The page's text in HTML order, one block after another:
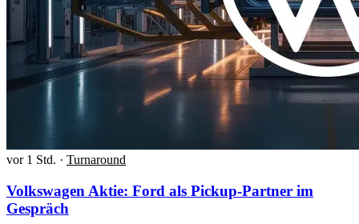
vor 1 Std. · Turnaround
Volkswagen Aktie: Ford als Pickup-Partner im
Gespräch